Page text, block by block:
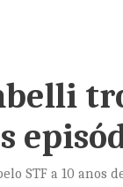
STF a 10 anos